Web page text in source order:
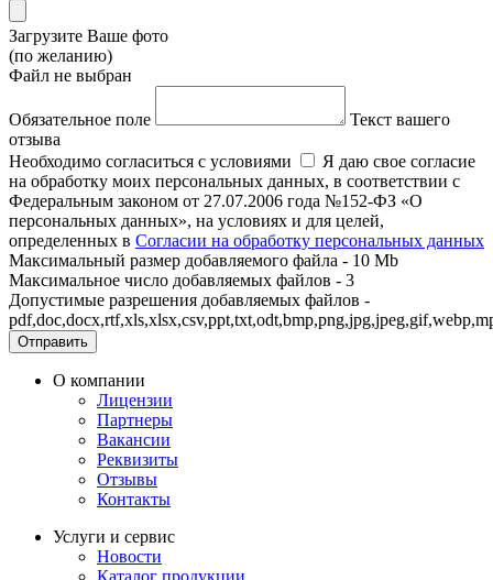
Загрузите Ваше фото
(по желанию)
Файл не выбран
Обязательное поле
Текст вашего
отзыва
Необходимо согласиться с условиями
Я даю свое согласие
на обработку моих персональных данных, в соответствии с
Федеральным законом от 27.07.2006 года №152-ФЗ «О
персональных данных», на условиях и для целей,
определенных в Согласии на обработку персональных данных
Максимальный размер добавляемого файла - 10 Mb
Максимальное число добавляемых файлов - 3
Допустимые разрешения добавляемых файлов -
Отправить
О компании
Лицензии
Партнеры
Вакансии
Реквизиты
Отзывы
Контакты
Услуги и сервис
Новости